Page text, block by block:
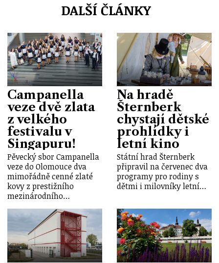
DALŠÍ ČLÁNKY
Campanella
veze dvě zlata
z velkého
festivalu v
Singapuru!
Pěvecký sbor Campanella
veze do Olomouce dva
mimořádně cenné zlaté
kovy z prestižního
mezinárodního…
Na hradě
Šternberk
chystají dětské
prohlídky i
letní kino
Státní hrad Šternberk
připravil na červenec dva
programy pro rodiny s
dětmi i milovníky letní…